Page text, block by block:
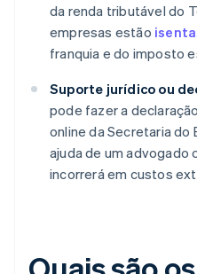
da renda tributável do
empresas estão
franquia e do imposto
Suporte jurídico ou
pode fazer a
online da Secretaria do
ajuda de um advogado
incorrerá em custos